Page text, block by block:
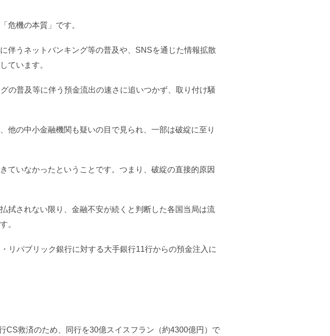
危機の本質」です。
伴うネットバンキング等の普及や、SNSを通じた情報拡散
ています。
の普及等に伴う預金流出の速さに追いつかず、取り付け騒
他の中小金融機関も疑いの目で見られ、一部は破綻に至り
ていなかったということです。つまり、破綻の直接的原因
拭されない限り、金融不安が続くと判断した各国当局は流
。
リパブリック銀行に対する大手銀行11行からの預金注入に
救済のため、同行を30億スイスフラン（約4300億円）で